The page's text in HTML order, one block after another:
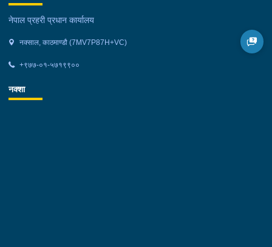
नेपाल प्रहरी प्रधान कार्यालय
नक्साल, काठमाण्डौ (7MV7P87H+VC)
+९७७-०१-५७१९९००
नक्शा